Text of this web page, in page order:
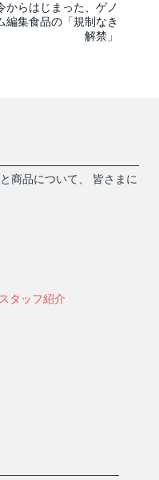
からはじまった、ゲノ
編集食品の「規制なき
解禁」
商品について、 皆さまに
タッフ紹介